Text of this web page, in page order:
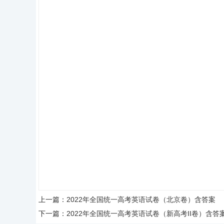
上一篇： 2022年全国统一高考英语试卷（北京卷）含答案
下一篇： 2022年全国统一高考英语试卷（新高考II卷）含答